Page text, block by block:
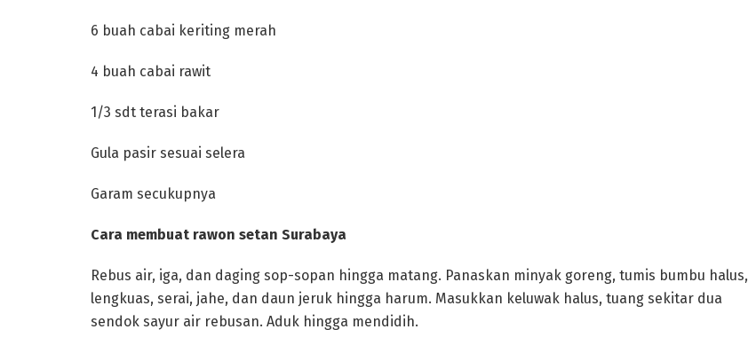
‎6 buah cabai keriting merah
‎4 buah cabai rawit
‎1/3 sdt terasi bakar
‎Gula pasir sesuai selera
‎Garam secukupnya
‎Cara membuat rawon setan Surabaya
‎Rebus air, iga, dan daging sop-sopan hingga matang. Panaskan minyak goreng, tumis bumbu halus,
lengkuas, serai, jahe, dan daun jeruk hingga harum. Masukkan keluwak halus, tuang sekitar dua
sendok sayur air rebusan. Aduk hingga mendidih.